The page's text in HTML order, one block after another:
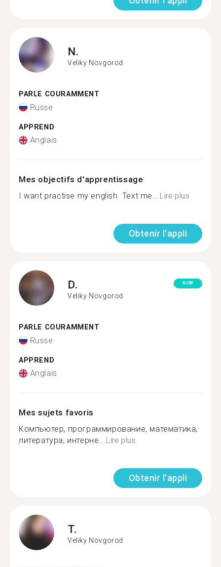
N.
Veliky Novgorod
PARLE COURAMMENT
Russe
APPREND
Anglais
Mes objectifs d'apprentissage
I want practise my english. Text me...Lire plus
Obtenir l'appli
D.
Veliky Novgorod
NEW
PARLE COURAMMENT
Russe
APPREND
Anglais
Mes sujets favoris
Компьютер, программирование, математика,
литература, интерне...Lire plus
Obtenir l'appli
T.
Veliky Novgorod